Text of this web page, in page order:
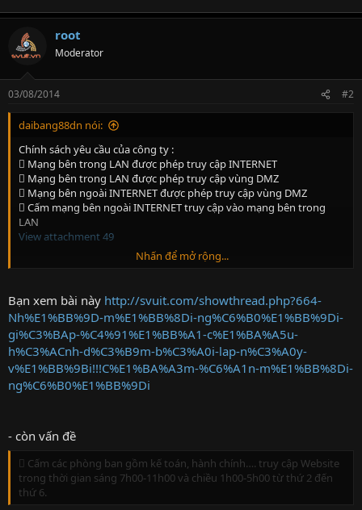
root
Moderator
03/08/2014 #2
daibang88dn nói:
Chính sách yêu cầu của công ty :
 Mạng bên trong LAN được phép truy cập INTERNET
 Mạng bên trong LAN được phép truy cập vùng DMZ
 Mạng bên ngoài INTERNET được phép truy cập vùng DMZ
 Cấm mạng bên ngoài INTERNET truy cập vào mạng bên trong
LAN
View attachment 49
Nhấn để mở rộng...
Bạn xem bài này http://svuit.com/showthread.php?664-
Nh%E1%BB%9D-m%E1%BB%8Di-ng%C6%B0%E1%BB%9Di-
gi%C3%BAp-%C4%91%E1%BB%A1-c%E1%BA%A5u-
h%C3%ACnh-d%C3%B9m-b%C3%A0i-lap-n%C3%A0y-
v%E1%BB%9Bi!!!C%E1%BA%A3m-%C6%A1n-m%E1%BB%8Di-
ng%C6%B0%E1%BB%9Di
- còn vấn đề
 Cấm các phòng ban gồm kế toán, hành chính…. truy cập Website
trong thời gian sáng 7h00-11h00 và chiều 1h00-5h00 từ thứ 2 đến
thứ 6.